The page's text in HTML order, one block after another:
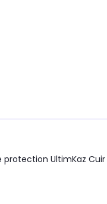
protection UltimKaz